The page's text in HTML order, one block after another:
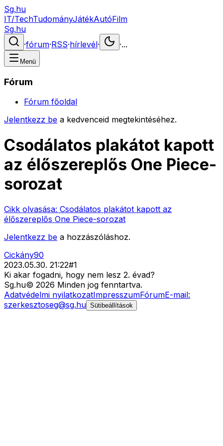
Sg.hu
IT/TechTudományJátékAutóFilm
Sg.hu
·fórum·RSS·hírlevél· ·...
Menü
Fórum
Fórum főoldal
Jelentkezz be a kedvenceid megtekintéséhez.
Csodálatos plakátot kapott
az élőszereplős One Piece-
sorozat
Cikk olvasása: Csodálatos plakátot kapott az
élőszereplős One Piece-sorozat
Jelentkezz be a hozzászóláshoz.
Cickány90
2023.05.30. 21:22#1
Ki akar fogadni, hogy nem lesz 2. évad?
Sg.hu© 2026 Minden jog fenntartva.
Adatvédelmi nyilatkozatImpresszumFórumE-mail:
szerkesztoseg@sg.hu Sütibeállítások